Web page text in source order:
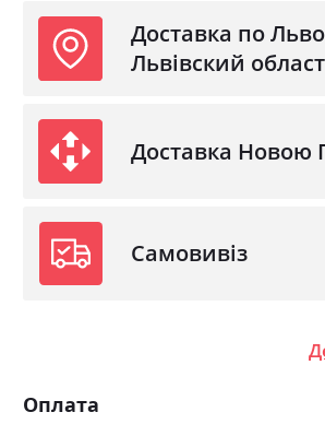
Доставка по
Львівский
Доставка
Самовивіз
Оплата